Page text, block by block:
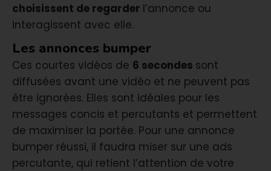
choisissent de regarder l’annonce ou
interagissent avec elle.
Les annonces bumper
Ces courtes vidéos de 6 secondes sont
diffusées avant une vidéo et ne peuvent pas
être ignorées. Elles sont idéales pour les
messages concis et percutants et permettent
de maximiser la portée. Pour une annonce
bumper réussi, il faudra miser sur une ads
percutante, qui retient l’attention de votre